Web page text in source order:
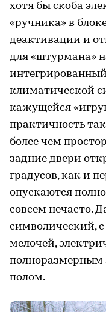
хотя бы скоба
«ручника» в
деактивации и
для «штурмана»
климатической
кажущейся
практичность
более чем
задние двери
градусов, как и
опускаются
совсем нечасто.
символический,
мелочей,
полноразмерным
полом.